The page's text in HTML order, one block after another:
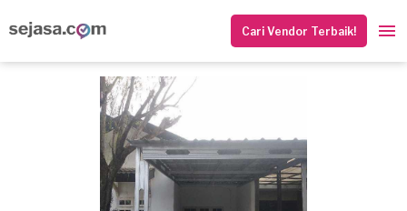
Cari Vendor Terbaik!